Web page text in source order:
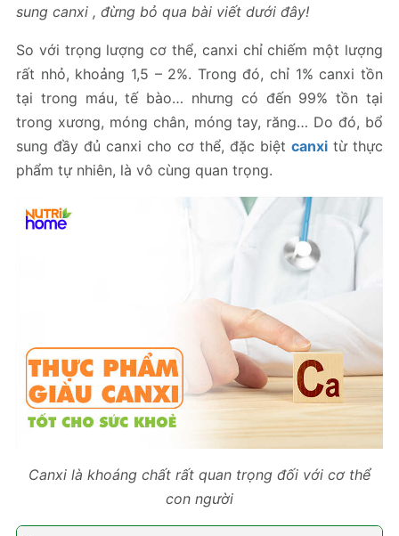
sung canxi , đừng bỏ qua bài viết dưới đây!
So với trọng lượng cơ thể, canxi chỉ chiếm một lượng
rất nhỏ, khoảng 1,5 – 2%. Trong đó, chỉ 1% canxi tồn
tại trong máu, tế bào… nhưng có đến 99% tồn tại
trong xương, móng chân, móng tay, răng… Do đó, bổ
sung đầy đủ canxi cho cơ thể, đặc biệt canxi từ thực
phẩm tự nhiên, là vô cùng quan trọng.
Canxi là khoáng chất rất quan trọng đối với cơ thể
con người